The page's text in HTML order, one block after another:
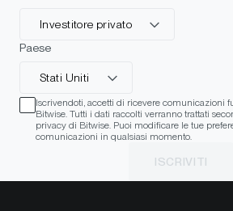
Investitore privato
Paese
Stati Uniti
Iscrivendoti, accetti di ricevere comunicazioni
Bitwise. Tutti i dati raccolti verranno trattati
privacy di Bitwise. Puoi modificare le tue
comunicazioni in qualsiasi momento.
ISCRIVITI